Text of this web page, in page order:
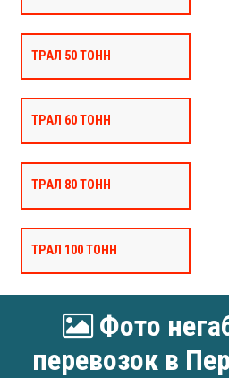
ТРАЛ 50 ТОНН
ТРАЛ 60 ТОНН
ТРАЛ 80 ТОНН
ТРАЛ 100 ТОНН
Фото
перевозок в